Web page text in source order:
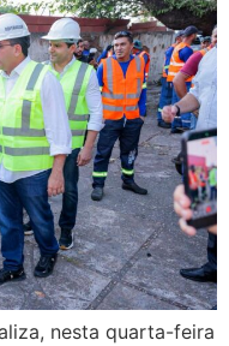
nesta quarta-feira